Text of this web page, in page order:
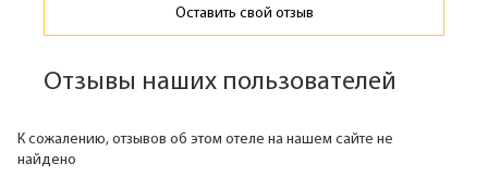
Оставить свой отзыв
Отзывы наших пользователей
К сожалению, отзывов об этом отеле на нашем сайте не
найдено